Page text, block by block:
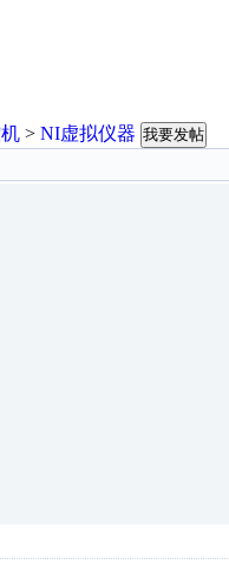
> NI虚拟仪器 我要发帖